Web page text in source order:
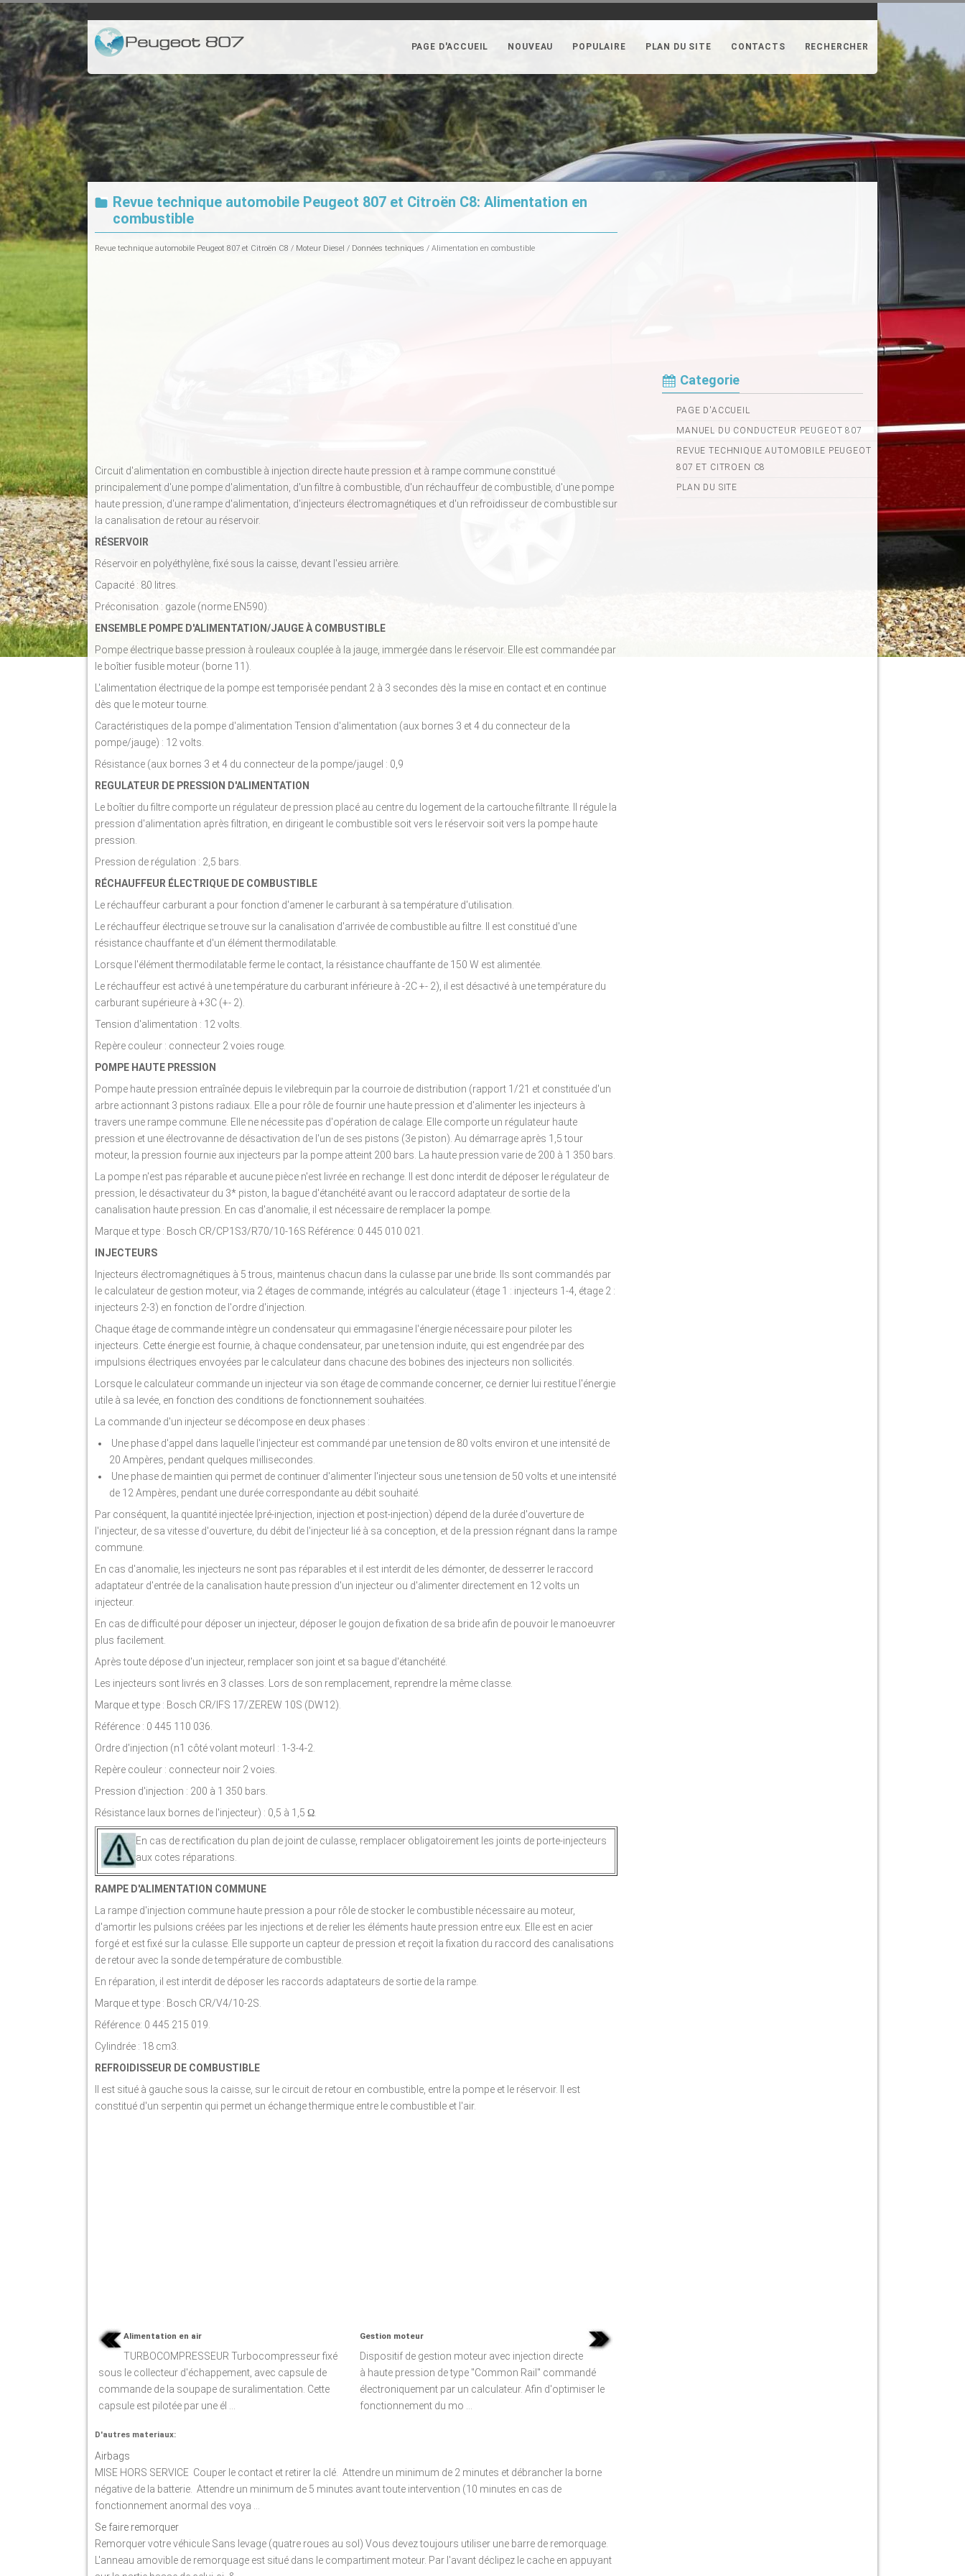
PAGE D'ACCUEIL NOUVEAU POPULAIRE PLAN DU SITE CONTACTS RECHERCHER
Revue technique automobile Peugeot 807 et Citroën C8: Alimentation en
combustible
Revue technique automobile Peugeot 807 et Citroën C8 / Moteur Diesel / Données techniques / Alimentation en combustible
Circuit d'alimentation en combustible à injection directe haute pression et à rampe commune constitué
principalement d'une pompe d'alimentation, d'un filtre à combustible, d'un réchauffeur de combustible, d'une pompe
haute pression, d'une rampe d'alimentation, d'injecteurs électromagnétiques et d'un refroidisseur de combustible sur
la canalisation de retour au réservoir.
RÉSERVOIR
Réservoir en polyéthylène, fixé sous la caisse, devant l'essieu arrière.
Capacité : 80 litres.
Préconisation : gazole (norme EN590).
ENSEMBLE POMPE D'ALIMENTATION/JAUGE À COMBUSTIBLE
Pompe électrique basse pression à rouleaux couplée à la jauge, immergée dans le réservoir. Elle est commandée par
le boîtier fusible moteur (borne 11).
L'alimentation électrique de la pompe est temporisée pendant 2 à 3 secondes dès la mise en contact et en continue
dès que le moteur tourne.
Caractéristiques de la pompe d'alimentation Tension d'alimentation (aux bornes 3 et 4 du connecteur de la
pompe/jauge) : 12 volts.
Résistance (aux bornes 3 et 4 du connecteur de la pompe/jaugel : 0,9
REGULATEUR DE PRESSION D'ALIMENTATION
Le boîtier du filtre comporte un régulateur de pression placé au centre du logement de la cartouche filtrante. Il régule la
pression d'alimentation après filtration, en dirigeant le combustible soit vers le réservoir soit vers la pompe haute
pression.
Pression de régulation : 2,5 bars.
RÉCHAUFFEUR ÉLECTRIQUE DE COMBUSTIBLE
Le réchauffeur carburant a pour fonction d'amener le carburant à sa température d'utilisation.
Le réchauffeur électrique se trouve sur la canalisation d'arrivée de combustible au filtre. Il est constitué d'une
résistance chauffante et d'un élément thermodilatable.
Lorsque l'élément thermodilatable ferme le contact, la résistance chauffante de 150 W est alimentée.
Le réchauffeur est activé à une température du carburant inférieure à -2C +- 2), il est désactivé à une température du
carburant supérieure à +3C (+- 2).
Tension d'alimentation : 12 volts.
Repère couleur : connecteur 2 voies rouge.
POMPE HAUTE PRESSION
Pompe haute pression entraînée depuis le vilebrequin par la courroie de distribution (rapport 1/21 et constituée d'un
arbre actionnant 3 pistons radiaux. Elle a pour rôle de fournir une haute pression et d'alimenter les injecteurs à
travers une rampe commune. Elle ne nécessite pas d'opération de calage. Elle comporte un régulateur haute
pression et une électrovanne de désactivation de l'un de ses pistons (3e piston). Au démarrage après 1,5 tour
moteur, la pression fournie aux injecteurs par la pompe atteint 200 bars. La haute pression varie de 200 à 1 350 bars.
La pompe n'est pas réparable et aucune pièce n'est livrée en rechange. Il est donc interdit de déposer le régulateur de
pression, le désactivateur du 3* piston, la bague d'étanchéité avant ou le raccord adaptateur de sortie de la
canalisation haute pression. En cas d'anomalie, il est nécessaire de remplacer la pompe.
Marque et type : Bosch CR/CP1S3/R70/10-16S Référence: 0 445 010 021.
INJECTEURS
Injecteurs électromagnétiques à 5 trous, maintenus chacun dans la culasse par une bride. Ils sont commandés par
le calculateur de gestion moteur, via 2 étages de commande, intégrés au calculateur (étage 1 : injecteurs 1-4, étage 2 :
injecteurs 2-3) en fonction de l'ordre d'injection.
Chaque étage de commande intègre un condensateur qui emmagasine l'énergie nécessaire pour piloter les
injecteurs. Cette énergie est fournie, à chaque condensateur, par une tension induite, qui est engendrée par des
impulsions électriques envoyées par le calculateur dans chacune des bobines des injecteurs non sollicités.
Lorsque le calculateur commande un injecteur via son étage de commande concerner, ce dernier lui restitue l'énergie
utile à sa levée, en fonction des conditions de fonctionnement souhaitées.
La commande d'un injecteur se décompose en deux phases :
Une phase d'appel dans laquelle l'injecteur est commandé par une tension de 80 volts environ et une intensité de
20 Ampères, pendant quelques millisecondes.
Une phase de maintien qui permet de continuer d'alimenter l'injecteur sous une tension de 50 volts et une intensité
de 12 Ampères, pendant une durée correspondante au débit souhaité.
Par conséquent, la quantité injectée Ipré-injection, injection et post-injection) dépend de la durée d'ouverture de
l'injecteur, de sa vitesse d'ouverture, du débit de l'injecteur lié à sa conception, et de la pression régnant dans la rampe
commune.
En cas d'anomalie, les injecteurs ne sont pas réparables et il est interdit de les démonter, de desserrer le raccord
adaptateur d'entrée de la canalisation haute pression d'un injecteur ou d'alimenter directement en 12 volts un
injecteur.
En cas de difficulté pour déposer un injecteur, déposer le goujon de fixation de sa bride afin de pouvoir le manoeuvrer
plus facilement.
Après toute dépose d'un injecteur, remplacer son joint et sa bague d'étanchéité.
Les injecteurs sont livrés en 3 classes. Lors de son remplacement, reprendre la même classe.
Marque et type : Bosch CR/IFS 17/ZEREW 10S (DW12).
Référence : 0 445 110 036.
Ordre d'injection (n1 côté volant moteurl : 1-3-4-2.
Repère couleur : connecteur noir 2 voies.
Pression d'injection : 200 à 1 350 bars.
Résistance laux bornes de l'injecteur) : 0,5 à 1,5 Ω
En cas de rectification du plan de joint de culasse, remplacer obligatoirement les joints de porte-injecteurs
aux cotes réparations.
RAMPE D'ALIMENTATION COMMUNE
La rampe d'injection commune haute pression a pour rôle de stocker le combustible nécessaire au moteur,
d'amortir les pulsions créées par les injections et de relier les éléments haute pression entre eux. Elle est en acier
forgé et est fixé sur la culasse. Elle supporte un capteur de pression et reçoit la fixation du raccord des canalisations
de retour avec la sonde de température de combustible.
En réparation, il est interdit de déposer les raccords adaptateurs de sortie de la rampe.
Marque et type : Bosch CR/V4/10-2S.
Référence: 0 445 215 019.
Cylindrée : 18 cm3.
REFROIDISSEUR DE COMBUSTIBLE
Il est situé à gauche sous la caisse, sur le circuit de retour en combustible, entre la pompe et le réservoir. Il est
constitué d'un serpentin qui permet un échange thermique entre le combustible et l'air.
Alimentation en air
TURBOCOMPRESSEUR Turbocompresseur fixé
sous le collecteur d'échappement, avec capsule de
commande de la soupape de suralimentation. Cette
capsule est pilotée par une él ...
Gestion moteur
Dispositif de gestion moteur avec injection directe
à haute pression de type "Common Rail" commandé
électroniquement par un calculateur. Afin d'optimiser le
fonctionnement du mo ...
D'autres materiaux:
Airbags
MISE HORS SERVICE Couper le contact et retirer la clé. Attendre un minimum de 2 minutes et débrancher la borne
négative de la batterie. Attendre un minimum de 5 minutes avant toute intervention (10 minutes en cas de
fonctionnement anormal des voya ...
Se faire remorquer
Remorquer votre véhicule Sans levage (quatre roues au sol) Vous devez toujours utiliser une barre de remorquage.
L'anneau amovible de remorquage est situé dans le compartiment moteur. Par l'avant déclipez le cache en appuyant
Categorie
PAGE D'ACCUEIL
MANUEL DU CONDUCTEUR PEUGEOT 807
REVUE TECHNIQUE AUTOMOBILE PEUGEOT
807 ET CITROEN C8
PLAN DU SITE